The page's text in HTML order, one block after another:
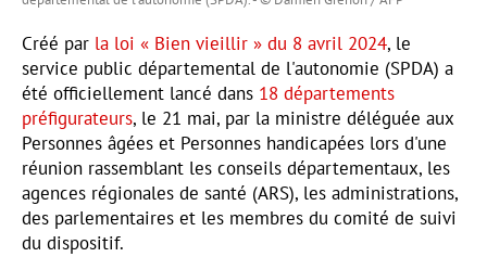
Créé par la loi « Bien vieillir » du 8 avril 2024, le
service public départemental de l'autonomie (SPDA) a
été officiellement lancé dans 18 départements
préfigurateurs, le 21 mai, par la ministre déléguée aux
Personnes âgées et Personnes handicapées lors d'une
réunion rassemblant les conseils départementaux, les
agences régionales de santé (ARS), les administrations,
des parlementaires et les membres du comité de suivi
du dispositif.